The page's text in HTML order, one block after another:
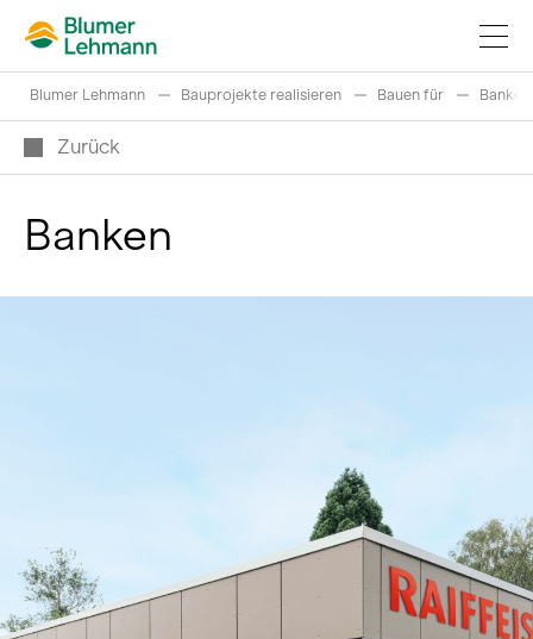
Bauprojekte realisieren
Produkte kaufen
Über uns
Karriere
Blumer Lehmann Bauprojekte realisieren Bauen für Banken
Zurück
Banken